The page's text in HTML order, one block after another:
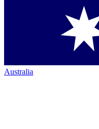
Australia